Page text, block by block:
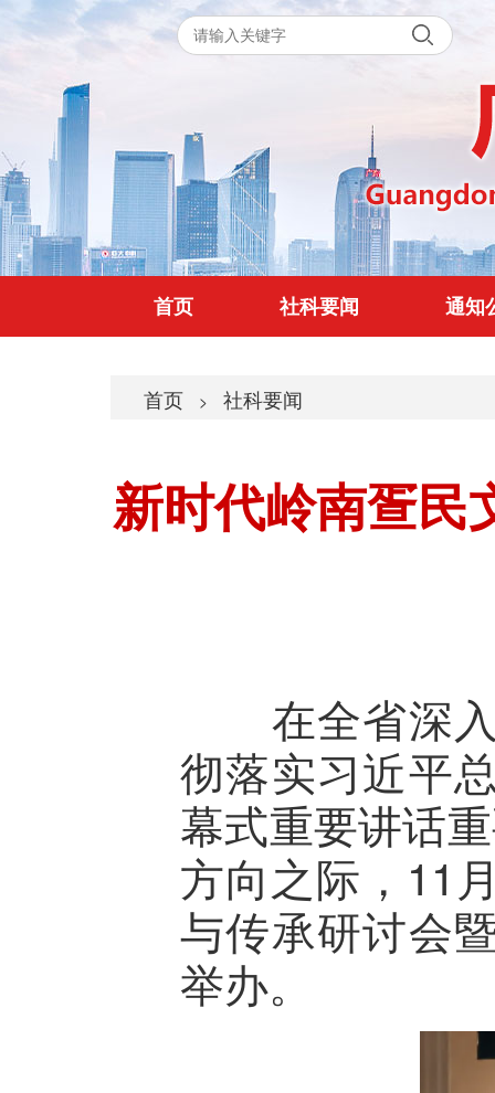
首页 社科要闻 通知
首页 > 社科要闻
新时代岭南疍民
在全省深入
彻落实习近平
幕式重要讲话
方向之际，11
与传承研讨会
举办。